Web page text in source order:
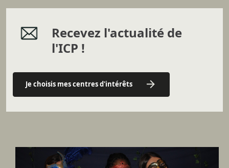
Recevez l'actualité de
l'ICP !
Je choisis mes centres d'intérêts